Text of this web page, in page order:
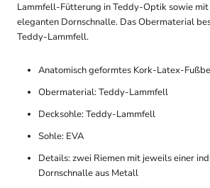
Lammfell-Fütterung in Teddy-Optik sowie
eleganten Dornschnalle. Das Obermaterial
Teddy-Lammfell.
Anatomisch geformtes Kork-Latex-
Obermaterial: Teddy-Lammfell
Decksohle: Teddy-Lammfell
Sohle: EVA
Details: zwei Riemen mit jeweils einer
Dornschnalle aus Metall